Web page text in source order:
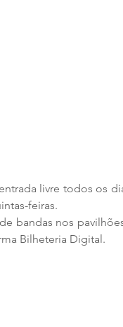
livre todos os
feiras.
bandas nos
Bilheteria Digital.